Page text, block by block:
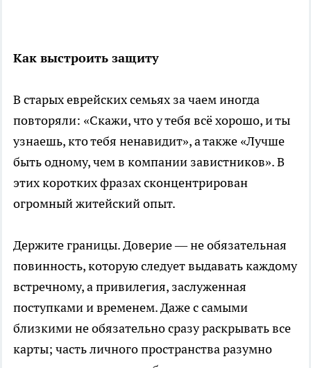
Как выстроить защиту
В старых еврейских семьях за чаем иногда
повторяли: «Скажи, что у тебя всё хорошо, и ты
узнаешь, кто тебя ненавидит», а также «Лучше
быть одному, чем в компании завистников». В
этих коротких фразах сконцентрирован
огромный житейский опыт.
Держите границы. Доверие — не обязательная
повинность, которую следует выдавать каждому
встречному, а привилегия, заслуженная
поступками и временем. Даже с самыми
близкими не обязательно сразу раскрывать все
карты; часть личного пространства разумно